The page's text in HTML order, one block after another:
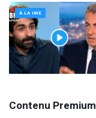
À LA UNE
Contenu Premium